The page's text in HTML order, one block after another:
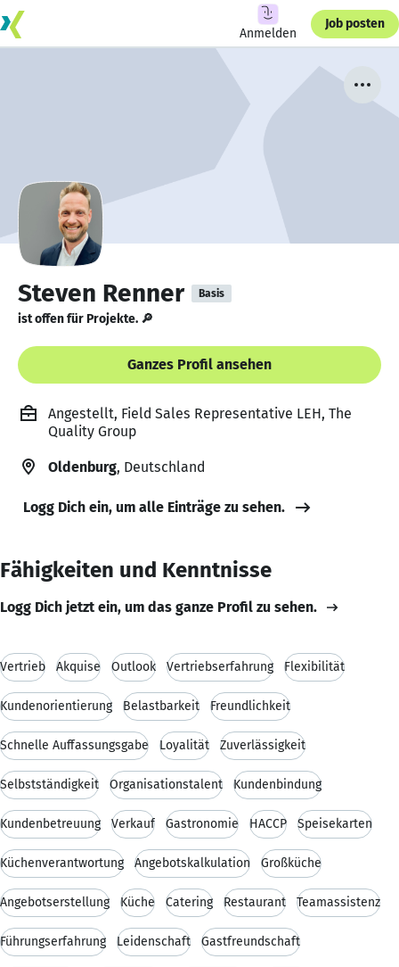
Anmelden
Job posten
Steven Renner Basis
ist offen für Projekte. 🔎
Ganzes Profil ansehen
Angestellt, Field Sales Representative LEH, The
Quality Group
Oldenburg, Deutschland
Logg Dich ein, um alle Einträge zu sehen.
Fähigkeiten und Kenntnisse
Logg Dich jetzt ein, um das ganze Profil zu sehen.
Vertrieb Akquise Outlook Vertriebserfahrung Flexibilität
Kundenorientierung Belastbarkeit Freundlichkeit
Schnelle Auffassungsgabe Loyalität Zuverlässigkeit
Selbstständigkeit Organisationstalent Kundenbindung
Kundenbetreuung Verkauf Gastronomie HACCP Speisekarten
Küchenverantwortung Angebotskalkulation Großküche
Angebotserstellung Küche Catering Restaurant Teamassistenz
Führungserfahrung Leidenschaft Gastfreundschaft